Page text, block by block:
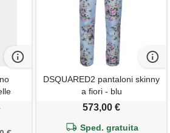
DSQUARED2 pantaloni skinny
a fiori - blu
573,00 €
Sped. gratuita